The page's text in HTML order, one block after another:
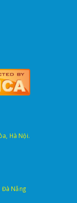
Hà Nội.
Đà Nẵng